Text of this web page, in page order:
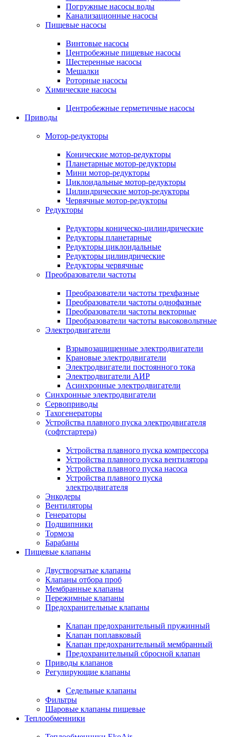
Погружные насосы воды
Канализационные насосы
Пищевые насосы
Винтовые насосы
Центробежные пищевые насосы
Шестеренные насосы
Мешалки
Роторные насосы
Химические насосы
Центробежные герметичные насосы
Приводы
Мотор-редукторы
Конические мотор-редукторы
Планетарные мотор-редукторы
Мини мотор-редукторы
Циклоидальные мотор-редукторы
Цилиндрические мотор-редукторы
Червячные мотор-редукторы
Редукторы
Редукторы коническо-цилиндрические
Редукторы планетарные
Редукторы циклоидальные
Редукторы цилиндрические
Редукторы червячные
Преобразователи частоты
Преобразователи частоты трехфазные
Преобразователи частоты однофазные
Преобразователи частоты векторные
Преобразователи частоты высоковольтные
Электродвигатели
Взрывозащищенные электродвигатели
Крановые электродвигатели
Электродвигатели постоянного тока
Электродвигатели АИР
Асинхронные электродвигатели
Синхронные электродвигатели
Сервоприводы
Тахогенераторы
Устройства плавного пуска электродвигателя
(софтстартера)
Устройства плавного пуска компрессора
Устройства плавного пуска вентилятора
Устройства плавного пуска насоса
Устройства плавного пуска
электродвигателя
Энкодеры
Вентиляторы
Генераторы
Подшипники
Тормоза
Барабаны
Пищевые клапаны
Двустворчатые клапаны
Клапаны отбора проб
Мембранные клапаны
Пережимные клапаны
Предохранительные клапаны
Клапан предохранительный пружинный
Клапан поплавковый
Клапан предохранительный мембранный
Предохранительный сбросной клапан
Приводы клапанов
Регулирующие клапаны
Седельные клапаны
Фильтры
Шаровые клапаны пищевые
Теплообменники